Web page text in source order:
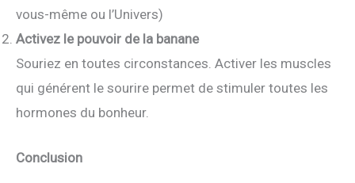
vous-même ou l’Univers)
Activez le pouvoir de la banane
Souriez en toutes circonstances. Activer les muscles
qui générent le sourire permet de stimuler toutes les
hormones du bonheur.
Conclusion